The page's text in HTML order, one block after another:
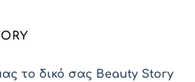
το δικό σας Beauty Story